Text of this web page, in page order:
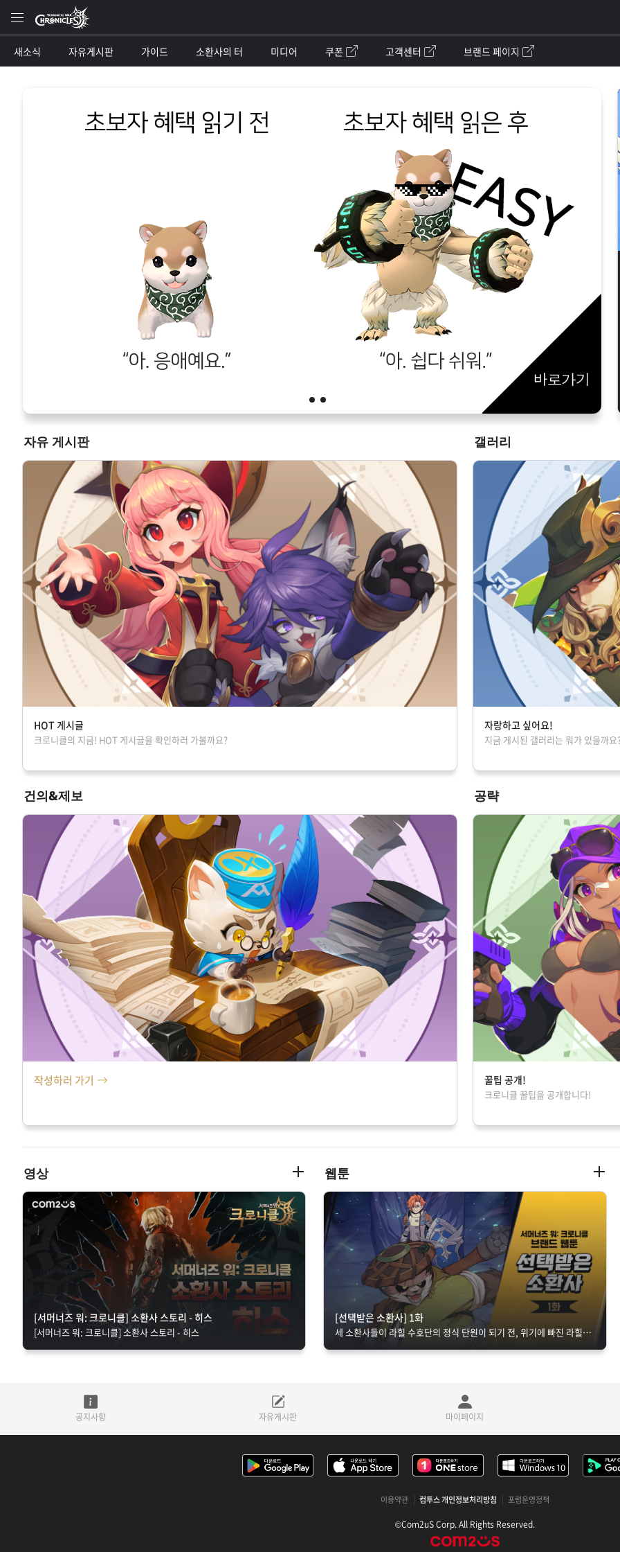
새소식 자유게시판 가이드 소환사의 터 미디어 쿠폰 고객센터 브랜드 페이지
자유 게시판
HOT 게시글
크로니클의 지금! HOT 게시글을 확인하러 가볼까요?
갤러리
자랑하고 싶어요!
지금 게시된 갤러리는 뭐가 있을까요
건의&제보
작성하러 가기
공략
꿀팁 공개!
크로니클 꿀팁을 공개합니다!
영상
[서머너즈 워: 크로니클] 소환사 스토리 - 히스
[서머너즈 워: 크로니클] 소환사 스토리 - 히스
웹툰
[선택받은 소환사] 1화
세 소환사들이 라힐 수호단의 정식 단원이 되기 전, 위기에 빠진 라힐을 구하기 위해 활약하며 벌어지는 좌충우돌 에피소드
공지사항 자유게시판 마이페이지
이용약관 컴투스 개인정보처리방침 포럼운영정책
©Com2uS Corp. All Rights Reserved.